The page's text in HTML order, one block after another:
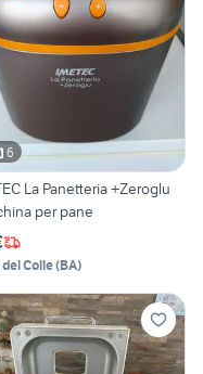
6
La Panetteria +Zeroglu
per pane
Colle(BA)